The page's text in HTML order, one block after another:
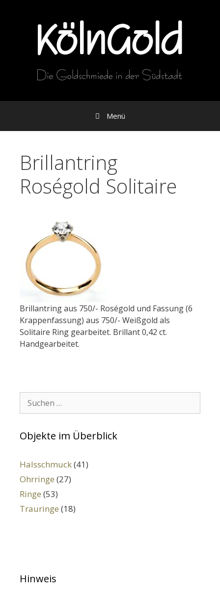
Menü
Brillantring
Roségold Solitaire
Brillantring aus 750/- Roségold und Fassung (6
Krappenfassung) aus 750/- Weißgold als
Solitaire Ring gearbeitet. Brillant 0,42 ct.
Handgearbeitet.
Suchen:
Objekte im Überblick
Halsschmuck(41)
Ohrringe (27)
Ringe (53)
Trauringe (18)
Hinweis